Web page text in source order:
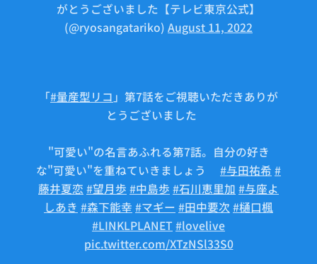
がとうございました【テレビ東京公式】
(@ryosangatariko) August 11, 2022
「#量産型リコ 」第7話をご視聴いただきありが
とうございました🤖
"可愛い"の名言あふれる第7話。自分の好き
な"可愛い"を重ねていきましょう✨ #与田祐希 #
藤井夏恋 #望月歩 #中島歩 #石川恵里加 #与座よ
しあき #森下能幸 #マギー #田中要次 #樋口楓
#LINKLPLANET #lovelive
pic.twitter.com/XTzNSl33S0